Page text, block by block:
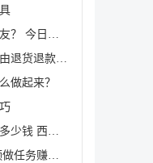
今日头条极速版如何邀请好友？ 今日头条极速版邀请好
抖音售后技巧有哪些？无理由退货退款怎么办？
做起来？
西瓜视频20万播放量可以赚多少钱 西瓜视频赚多少钱可
西瓜视频怎样赚钱 西瓜视频做任务赚钱是真的吗